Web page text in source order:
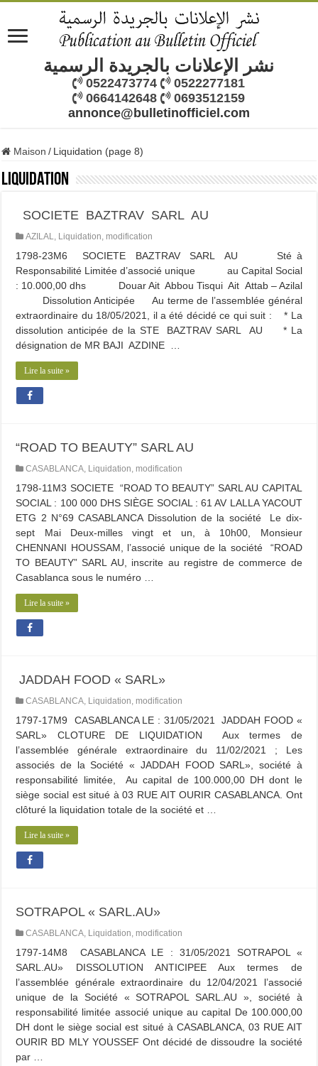
نشر الإعلانات بالجريدة الرسمية
0522473774
0522277181
0664142648
0693512159
annonce@bulletinofficiel.com
Maison / Liquidation (page 8)
Liquidation
SOCIETE BAZTRAV SARL AU
AZILAL, Liquidation, modification
1798-23M6 SOCIETE BAZTRAV SARL AU Sté à
Responsabilité Limitée d’associé unique au Capital Social
: 10.000,00 dhs Douar Ait Abbou Tisqui Ait Attab – Azilal
Dissolution Anticipée Au terme de l’assemblée général
extraordinaire du 18/05/2021, il a été décidé ce qui suit : * La
dissolution anticipée de la STE BAZTRAV SARL AU * La
désignation de MR BAJI AZDINE …
Lire la suite »
“ROAD TO BEAUTY” SARL AU
CASABLANCA, Liquidation, modification
1798-11M3 SOCIETE “ROAD TO BEAUTY” SARL AU CAPITAL
SOCIAL : 100 000 DHS SIÈGE SOCIAL : 61 AV LALLA YACOUT
ETG 2 N°69 CASABLANCA Dissolution de la société Le dix-
sept Mai Deux-milles vingt et un, à 10h00, Monsieur
CHENNANI HOUSSAM, l’associé unique de la société “ROAD
TO BEAUTY” SARL AU, inscrite au registre de commerce de
Casablanca sous le numéro …
Lire la suite »
JADDAH FOOD « SARL»
CASABLANCA, Liquidation, modification
1797-17M9 CASABLANCA LE : 31/05/2021 JADDAH FOOD «
SARL» CLOTURE DE LIQUIDATION Aux termes de
l’assemblée générale extraordinaire du 11/02/2021 ; Les
associés de la Société « JADDAH FOOD SARL», société à
responsabilité limitée, Au capital de 100.000,00 DH dont le
siège social est situé à 03 RUE AIT OURIR CASABLANCA. Ont
clôturé la liquidation totale de la société et …
Lire la suite »
SOTRAPOL « SARL.AU»
CASABLANCA, Liquidation, modification
1797-14M8 CASABLANCA LE : 31/05/2021 SOTRAPOL «
SARL.AU» DISSOLUTION ANTICIPEE Aux termes de
l’assemblée générale extraordinaire du 12/04/2021 l’associé
unique de la Société « SOTRAPOL SARL.AU », société à
responsabilité limitée associé unique au capital De 100.000,00
DH dont le siège social est situé à CASABLANCA, 03 RUE AIT
OURIR BD MLY YOUSSEF Ont décidé de dissoudre la société
par …